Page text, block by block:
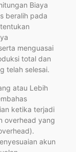
Biaya
beralih pada
menguasai
total dan
telah selesai.
atau Lebih
ketika terjadi
overhead yang
akun